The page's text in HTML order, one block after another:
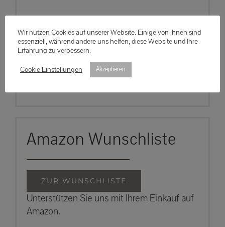
Amazon Wunschliste
ZUR WUNSCHLISTE
Unterstützen Sie uns mit Ihrem Einkauf auf
Amazon.
Wir nutzen Cookies auf unserer Website. Einige von ihnen sind
essenziell, während andere uns helfen, diese Website und Ihre
Erfahrung zu verbessern.
Cookie Einstellungen
Akzeptieren